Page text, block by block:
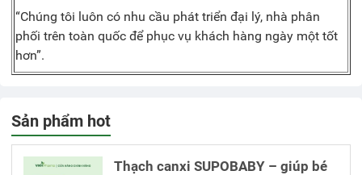
“Chúng tôi luôn có nhu cầu phát triển đại lý, nhà phân
phối trên toàn quốc để phục vụ khách hàng ngày một tốt
hơn”.
Sản phẩm hot
Thạch canxi SUPOBABY – giúp bé